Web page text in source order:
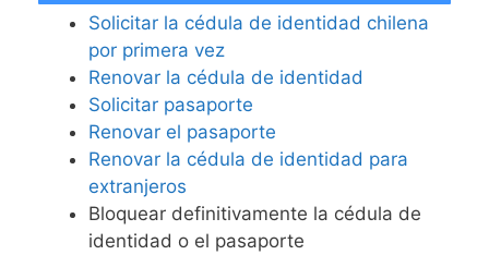
Solicitar la cédula de identidad chilena
por primera vez
Renovar la cédula de identidad
Solicitar pasaporte
Renovar el pasaporte
Renovar la cédula de identidad para
extranjeros
Bloquear definitivamente la cédula de
identidad o el pasaporte